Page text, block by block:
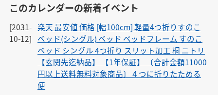
このカレンダーの新着イベント
[2031-
10-12]
楽天 最安値 価格 [幅100cm] 軽量4つ折りすのこ
ベッド(シングル) ベッド ベッドフレーム すのこ
ベッド シングル 4つ折り スリット加工 桐 ニトリ
【玄関先迄納品】 【1年保証】 〔合計金額11000
円以上送料無料対象商品〕４つに折りたためる
便